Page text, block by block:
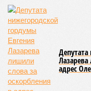
адрес